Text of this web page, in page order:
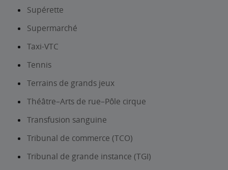
Supérette
Supermarché
Taxi-VTC
Tennis
Terrains de grands jeux
Théâtre–Arts de rue–Pôle cirque
Transfusion sanguine
Tribunal de commerce (TCO)
Tribunal de grande instance (TGI)